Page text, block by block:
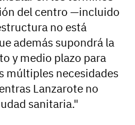
del centro —incluido
no está
además supondrá la
y medio plazo para
múltiples necesidades
Lanzarote no
sanitaria."